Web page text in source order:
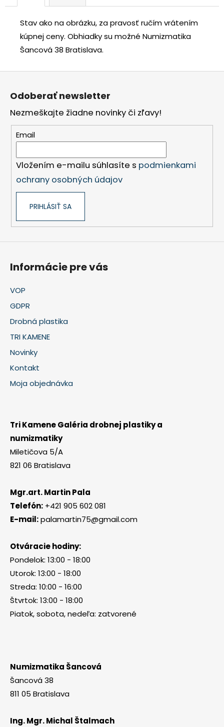
Stav ako na obrázku, za pravosť ručím vrátením
kúpnej ceny. Obhiadky su možné Numizmatika
Šancová 38 Bratislava.
Z
Odoberať newsletter
Nezmeškajte žiadne novinky či zľavy!
Email
Vložením e-mailu súhlasíte s podmienkami
ochrany osobných údajov
PRIHLÁSIŤ SA
Informácie pre vás
VOP
GDPR
Drobná plastika
TRI KAMENE
Novinky
Kontakt
Moja objednávka
Tri Kamene Galéria drobnej plastiky a
numizmatiky
Miletičova 5/A
821 06 Bratislava
Mgr.art. Martin Pala
Telefón: +421 905 602 081
E-mail:palamartin75@gmail.com
Otváracie hodiny:
Pondelok: 13:00 - 18:00
Utorok: 13:00 - 18:00
Streda: 10:00 - 16:00
Štvrtok: 13:00 - 18:00
Piatok, sobota, nedeľa: zatvorené
Numizmatika Šancová
Šancová 38
811 05 Bratislava
Ing. Mgr. Michal Štalmach